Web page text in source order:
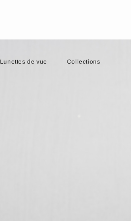
Lunettes de vue Collections